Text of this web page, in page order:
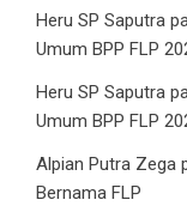
Heru SP Saputra
Umum BPP FLP
Heru SP Saputra
Umum BPP FLP
Alpian Putra Zega
Bernama FLP